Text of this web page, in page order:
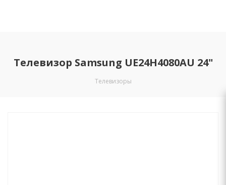
Телевизор Samsung UE24H4080AU 24"
Телевизоры